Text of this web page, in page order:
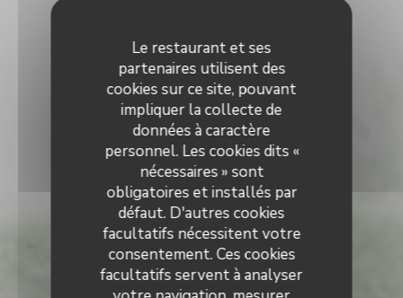
Le restaurant et ses
partenaires utilisent des
cookies sur ce site, pouvant
impliquer la collecte de
données à caractère
personnel. Les cookies dits «
nécessaires » sont
obligatoires et installés par
défaut. D'autres cookies
facultatifs nécessitent votre
consentement. Ces cookies
facultatifs servent à analyser